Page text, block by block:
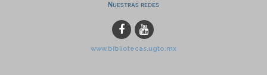
Nuestras redes
www.bibliotecas.ugto.mx